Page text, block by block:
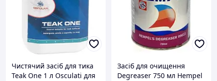
Чистячий засіб для тика
Teak One 1 л Osculati для
Засіб для очищення
Degreaser 750 мл Hempel